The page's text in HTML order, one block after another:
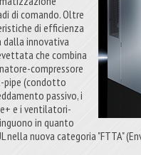
di comando. Oltre
di efficienza
innovativa
che combina
compressore
pipe (condotto
passivo, i
e i ventilatori-
in quanto
nella nuova categoria "FTTA"